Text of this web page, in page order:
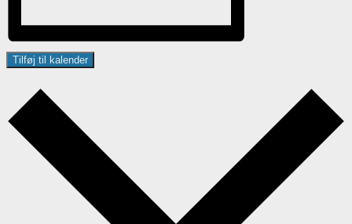
Tilføj til kalender